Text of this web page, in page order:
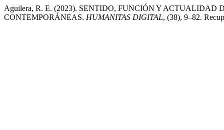
Aguilera, R. E. (2023). SENTIDO, FUNCIÓN Y
CONTEMPORÁNEAS. HUMANITAS DIGITAL, (38), 9–82.